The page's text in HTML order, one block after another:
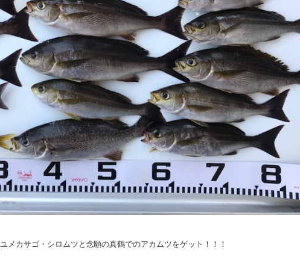
ユメカサゴ・シロムツと念願の真鶴でのアカムツをゲット！！！